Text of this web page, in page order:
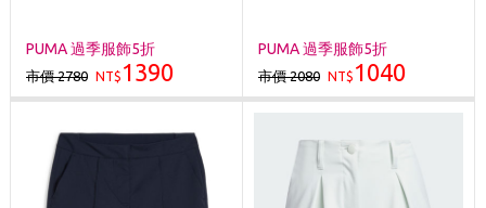
PUMA 過季服飾5折
市價 2780 NT$ 1390
PUMA 過季服飾5折
市價 2080 NT$ 1040